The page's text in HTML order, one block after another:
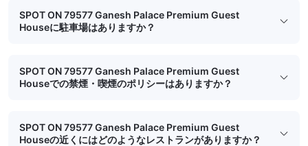
SPOT ON 79577 Ganesh Palace Premium Guest
Houseに駐車場はありますか？
SPOT ON 79577 Ganesh Palace Premium Guest
Houseでの禁煙・喫煙のポリシーはありますか？
SPOT ON 79577 Ganesh Palace Premium Guest
Houseの近くにはどのようなレストランがありますか？